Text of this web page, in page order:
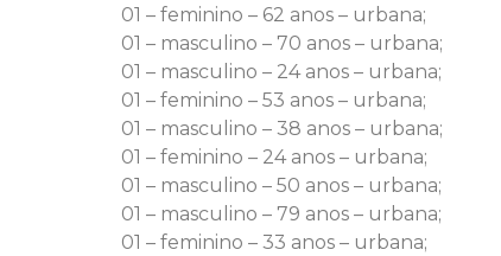
01 – feminino – 62 anos – urbana;
01 – masculino – 70 anos – urbana;
01 – masculino – 24 anos – urbana;
01 – feminino – 53 anos – urbana;
01 – masculino – 38 anos – urbana;
01 – feminino – 24 anos – urbana;
01 – masculino – 50 anos – urbana;
01 – masculino – 79 anos – urbana;
01 – feminino – 33 anos – urbana;